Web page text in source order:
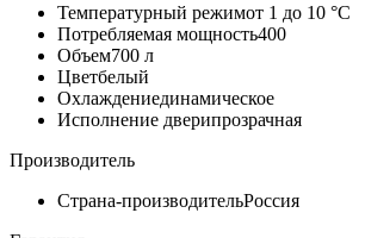
Температурный режимот 1 до 10 °C
Потребляемая мощность400
Объем700 л
Цветбелый
Охлаждениединамическое
Исполнение дверипрозрачная
Производитель
Страна-производительРоссия